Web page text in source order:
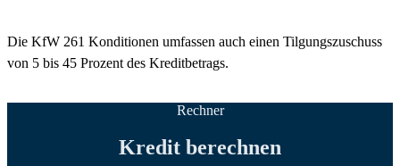
Die KfW 261 Konditionen umfassen auch einen Tilgungszuschuss
von 5 bis 45 Prozent des Kreditbetrags.
Rechner
Kredit berechnen